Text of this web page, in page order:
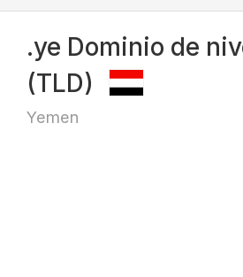
.ye Dominio de
(TLD)
Yemen